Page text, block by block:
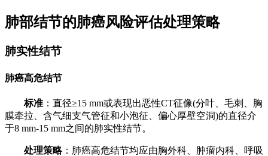
肺部结节的肺癌风险评估处理策略
肺实性结节
肺癌高危结节
标准 ：直径≥15 mm或表现出恶性CT征像(分叶、毛刺、胸
膜牵拉、含气细支气管征和小泡征、偏心厚壁空洞)的直径介
于8 mm-15 mm之间的肺实性结节。
处理策略：肺癌高危结节均应由胸外科、肿瘤内科、呼吸